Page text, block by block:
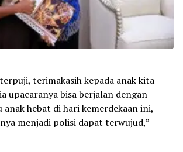
terimakasih kepada anak kita
upacaranya bisa berjalan dengan
anak hebat di hari kemerdekaan ini,
menjadi polisi dapat terwujud,”